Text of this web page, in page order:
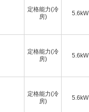
定格能力(冷
房)
5.6kW
定格能力(冷
房)
5.6kW
定格能力(冷
房)
5.6kW